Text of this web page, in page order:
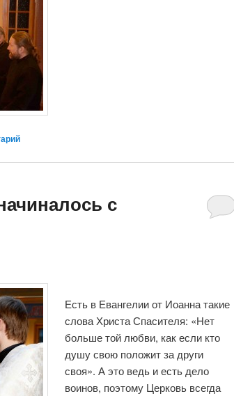
с
Есть в Евангелии от Иоанна такие
слова Христа Спасителя: «Нет
больше той любви, как если кто
душу свою положит за други
своя». А это ведь и есть дело
воинов, поэтому Церковь всегда